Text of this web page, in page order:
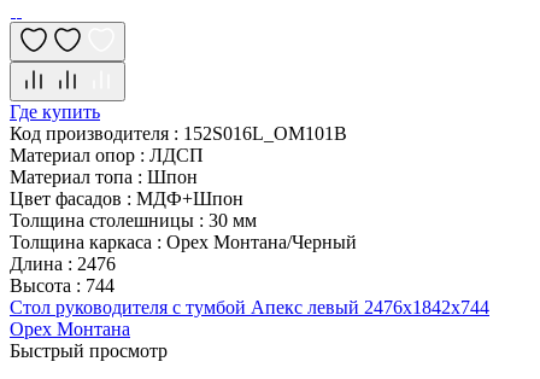
Где купить
Код производителя : 152S016L_OM101B
Материал опор : ЛДСП
Материал топа : Шпон
Цвет фасадов : МДФ+Шпон
Толщина столешницы : 30 мм
Толщина каркаса : Орех Монтана/Черный
Длина : 2476
Высота : 744
Стол руководителя с тумбой Апекс левый 2476х1842х744
Орех Монтана
Быстрый просмотр